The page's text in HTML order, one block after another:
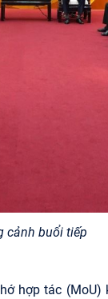
cảnh buổi tiếp
hợp tác